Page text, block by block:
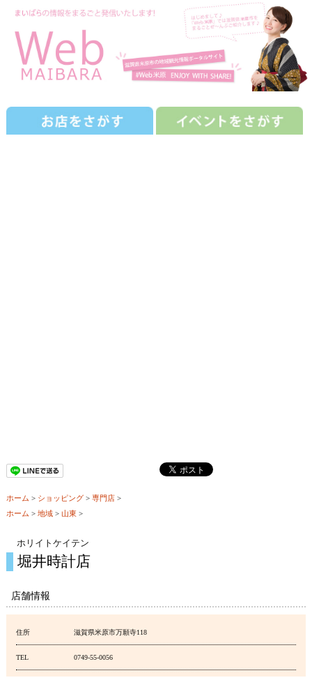
ホーム > ショッピング> 専門店>
ホーム > 地域> 山東>
ホリイトケイテン
堀井時計店
店舗情報
住所 滋賀県米原市万願寺118
TEL 0749-55-0056